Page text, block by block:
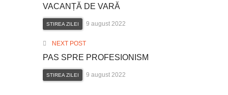
VACANȚĂ DE VARĂ
STIREA ZILEI 9 august 2022
NEXT POST
PAS SPRE PROFESIONISM
STIREA ZILEI 9 august 2022